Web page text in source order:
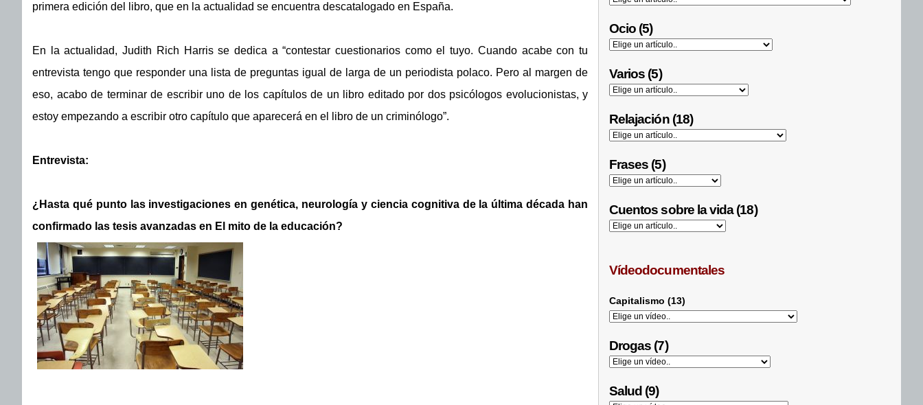
primera edición del libro, que en la actualidad se encuentra descatalogado en España.
En la actualidad, Judith Rich Harris se dedica a “contestar cuestionarios como el tuyo. Cuando acabe con tu
entrevista tengo que responder una lista de preguntas igual de larga de un periodista polaco. Pero al margen de
eso, acabo de terminar de escribir uno de los capítulos de un libro editado por dos psicólogos evolucionistas, y
estoy empezando a escribir otro capítulo que aparecerá en el libro de un criminólogo”.
Entrevista:
¿Hasta qué punto las investigaciones en genética, neurología y ciencia cognitiva de la última década han
confirmado las tesis avanzadas en El mito de la educación?
Ocio (5)
Varios (5)
Relajación (18)
Frases (5)
Cuentos sobre la vida (18)
Vídeodocumentales
Capitalismo (13)
Drogas (7)
Salud (9)